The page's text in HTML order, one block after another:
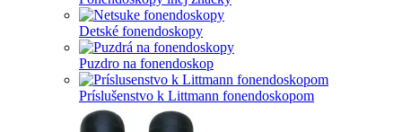
Detské fonendoskopy
Puzdro na fonendoskop
Príslušenstvo k Littmann fonendoskopom